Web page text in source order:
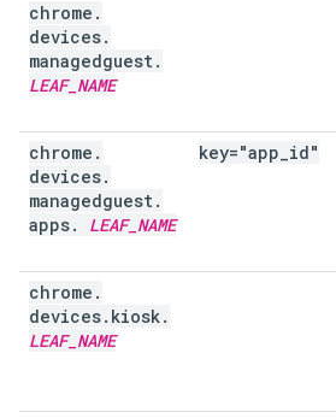
chrome .
devices.
managedguest.
LEAF_ NAME
chrome .
devices.
managedguest.
apps. LEAF_ NAME
key="app id"
chrome .
devices. kiosk.
LEAF_ NAME